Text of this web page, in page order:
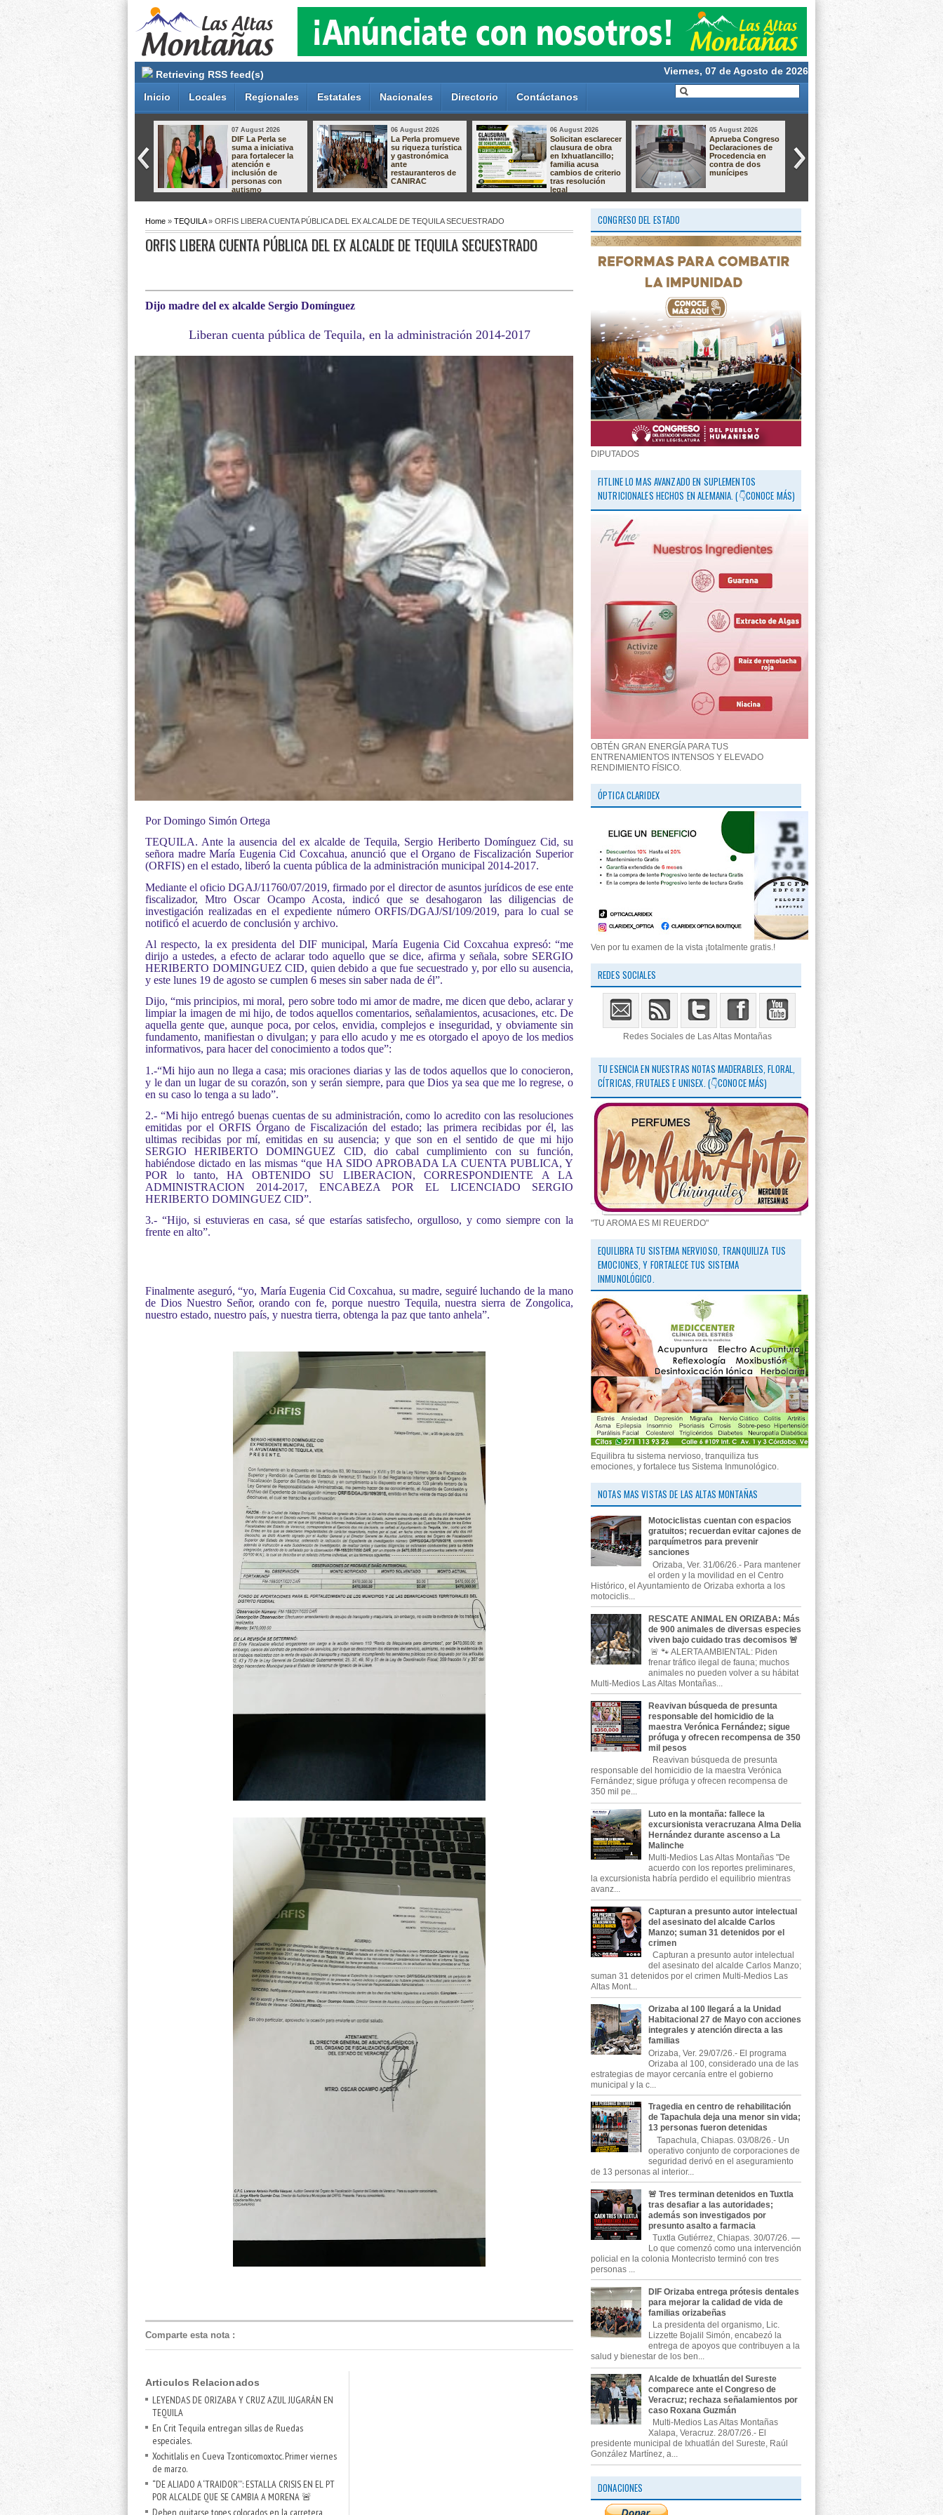
Retrieving RSS feed(s) Viernes, 07 de Agosto de 2026
Inicio Locales Regionales Estatales Nacionales Directorio Contáctanos
su riqueza turística
06 August 2026
Solicitan esclarecer
clausura de obra
en Ixhuatlancillo;
familia acusa
cambios de criterio
tras resolución
legal
05 August 2026
Aprueba Congreso
Declaraciones de
Procedencia en
contra de dos
munícipes
05 August 2026
Gobierno de
Orizaba mantiene
diálogo con
comerciantes para
construir
soluciones en
apego a la ley
05 August 2026
Dan hasta 60 años
de prisión a dos
responsables de
secuestro
agravado en
descontento por el
Home » TEQUILA» ORFIS LIBERA CUENTA PÚBLICA DEL EX ALCALDE DE TEQUILA SECUESTRADO
ORFIS LIBERA CUENTA PÚBLICA DEL EX ALCALDE DE TEQUILA SECUESTRADO
Dijo madre del ex alcalde Sergio Domínguez
Liberan cuenta pública de Tequila, en la administración 2014-2017
Por Domingo Simón Ortega
TEQUILA. Ante la ausencia del ex alcalde de Tequila, Sergio Heriberto Domínguez Cid, su
señora madre María Eugenia Cid Coxcahua, anunció que el Organo de Fiscalización Superior
(ORFIS) en el estado, liberó la cuenta pública de la administración municipal 2014-2017.
Mediante el oficio DGAJ/11760/07/2019, firmado por el director de asuntos jurídicos de ese ente
fiscalizador, Mtro Oscar Ocampo Acosta, indicó que se desahogaron las diligencias de
investigación realizadas en el expediente número ORFIS/DGAJ/SI/109/2019, para lo cual se
notificó el acuerdo de conclusión y archivo.
Al respecto, la ex presidenta del DIF municipal, María Eugenia Cid Coxcahua expresó: “me
dirijo a ustedes, a efecto de aclarar todo aquello que se dice, afirma y señala, sobre SERGIO
HERIBERTO DOMINGUEZ CID, quien debido a que fue secuestrado y, por ello su ausencia,
y este lunes 19 de agosto se cumplen 6 meses sin saber nada de él”.
Dijo, “mis principios, mi moral, pero sobre todo mi amor de madre, me dicen que debo, aclarar y
limpiar la imagen de mi hijo, de todos aquellos comentarios, señalamientos, acusaciones, etc. De
aquella gente que, aunque poca, por celos, envidia, complejos e inseguridad, y obviamente sin
fundamento, manifiestan o divulgan; y para ello acudo y me es otorgado el apoyo de los medios
informativos, para hacer del conocimiento a todos que”:
1.-“Mi hijo aun no llega a casa; mis oraciones diarias y las de todos aquellos que lo conocieron,
y le dan un lugar de su corazón, son y serán siempre, para que Dios ya sea que me lo regrese, o
en su caso lo tenga a su lado”.
2.- “Mi hijo entregó buenas cuentas de su administración, como lo acredito con las resoluciones
emitidas por el ORFIS Órgano de Fiscalización del estado; las primera recibidas por él, las
ultimas recibidas por mí, emitidas en su ausencia; y que son en el sentido de que mi hijo
SERGIO HERIBERTO DOMINGUEZ CID, dio cabal cumplimiento con su función,
habiéndose dictado en las mismas “que HA SIDO APROBADA LA CUENTA PUBLICA, Y
POR lo tanto, HA OBTENIDO SU LIBERACION, CORRESPONDIENTE A LA
ADMINISTRACION 2014-2017, ENCABEZA POR EL LICENCIADO SERGIO
HERIBERTO DOMINGUEZ CID”.
3.- “Hijo, si estuvieras en casa, sé que estarías satisfecho, orgulloso, y como siempre con la
frente en alto”.
Finalmente aseguró, “yo, María Eugenia Cid Coxcahua, su madre, seguiré luchando de la mano
de Dios Nuestro Señor, orando con fe, porque nuestro Tequila, nuestra sierra de Zongolica,
nuestro estado, nuestro país, y nuestra tierra, obtenga la paz que tanto anhela”.
Comparte esta nota:
Articulos Relacionados
LEYENDAS DE ORIZABA Y CRUZ AZUL JUGARÁN EN
TEQUILA
En Crit Tequila entregan sillas de Ruedas
especiales.
Xochitlalis en Cueva Tzonticomoxtoc. Primer viernes
de marzo.
“DE ALIADO A ‘TRAIDOR’”: ESTALLA CRISIS EN EL PT
POR ALCALDE QUE SE CAMBIA A MORENA 🚨
Deben quitarse topes colocados en la carretera
CONGRESO DEL ESTADO
DIPUTADOS
FITLINE LO MAS AVANZADO EN SUPLEMENTOS
NUTRICIONALES HECHOS EN ALEMANIA. (👇CONOCE MÁS)
OBTÉN GRAN ENERGÍA PARA TUS
ENTRENAMIENTOS INTENSOS Y ELEVADO
RENDIMIENTO FÍSICO.
ÓPTICA CLARIDEX
Ven por tu examen de la vista ¡totalmente gratis.!
REDES SOCIALES
Redes Sociales de Las Altas Montañas
TU ESENCIA EN NUESTRAS NOTAS MADERABLES, FLORAL,
CÍTRICAS, FRUTALES E UNISEX. (👇CONOCE MÁS)
"TU AROMA ES MI REUERDO"
EQUILIBRA TU SISTEMA NERVIOSO, TRANQUILIZA TUS
EMOCIONES, Y FORTALECE TUS SISTEMA
INMUNOLÓGICO.
Equilibra tu sistema nervioso, tranquiliza tus
emociones, y fortalece tus Sistema Inmunológico.
NOTAS MAS VISTAS DE LAS ALTAS MONTAÑAS
Motociclistas cuentan con espacios
gratuitos; recuerdan evitar cajones de
parquímetros para prevenir
sanciones
Orizaba, Ver. 31/06/26.- Para mantener
el orden y la movilidad en el Centro
Histórico, el Ayuntamiento de Orizaba exhorta a los
motociclis...
RESCATE ANIMAL EN ORIZABA: Más
de 900 animales de diversas especies
viven bajo cuidado tras decomisos 🚨
🚨 🐾 ALERTA AMBIENTAL: Piden
frenar tráfico ilegal de fauna; muchos
animales no pueden volver a su hábitat
Multi-Medios Las Altas Montañas...
Reavivan búsqueda de presunta
responsable del homicidio de la
maestra Verónica Fernández; sigue
prófuga y ofrecen recompensa de 350
mil pesos
Reavivan búsqueda de presunta
responsable del homicidio de la maestra Verónica
Fernández; sigue prófuga y ofrecen recompensa de
350 mil pe...
Luto en la montaña: fallece la
excursionista veracruzana Alma Delia
Hernández durante ascenso a La
Malinche
Multi-Medios Las Altas Montañas "De
acuerdo con los reportes preliminares,
la excursionista habría perdido el equilibrio mientras
avanz...
Capturan a presunto autor intelectual
del asesinato del alcalde Carlos
Manzo; suman 31 detenidos por el
crimen
Capturan a presunto autor intelectual
del asesinato del alcalde Carlos Manzo;
suman 31 detenidos por el crimen Multi-Medios Las
Altas Mont...
Orizaba al 100 llegará a la Unidad
Habitacional 27 de Mayo con acciones
integrales y atención directa a las
familias
Orizaba, Ver. 29/07/26.- El programa
Orizaba al 100, considerado una de las
estrategias de mayor cercanía entre el gobierno
municipal y la c...
Tragedia en centro de rehabilitación
de Tapachula deja una menor sin vida;
13 personas fueron detenidas
Tapachula, Chiapas. 03/08/26.- Un
operativo conjunto de corporaciones de
seguridad derivó en el aseguramiento
de 13 personas al interior...
🚨 Tres terminan detenidos en Tuxtla
tras desafiar a las autoridades;
además son investigados por
presunto asalto a farmacia
Tuxtla Gutiérrez, Chiapas. 30/07/26. —
Lo que comenzó como una intervención
policial en la colonia Montecristo terminó con tres
personas ...
DIF Orizaba entrega prótesis dentales
para mejorar la calidad de vida de
familias orizabeñas
La presidenta del organismo, Lic.
Lizzette Bojalil Simón, encabezó la
entrega de apoyos que contribuyen a la
salud y bienestar de los ben...
Alcalde de Ixhuatlán del Sureste
comparece ante el Congreso de
Veracruz; rechaza señalamientos por
caso Roxana Guzmán
Multi-Medios Las Altas Montañas
Xalapa, Veracruz. 28/07/26.- El
presidente municipal de Ixhuatlán del Sureste, Raúl
González Martínez, a...
DONACIONES